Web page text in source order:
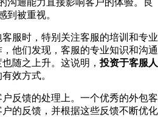
到被重视。
服时，特别关注客服的培训和专业
他们发现，客服的专业知识和沟通
随之上升。这说明，投资于客服人
效方式。
反馈的处理上。一个优秀的外包客
的反馈，并根据这些反馈不断优化